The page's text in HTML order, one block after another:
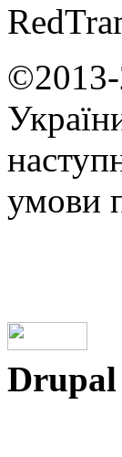
©2013-
умови
Drupal